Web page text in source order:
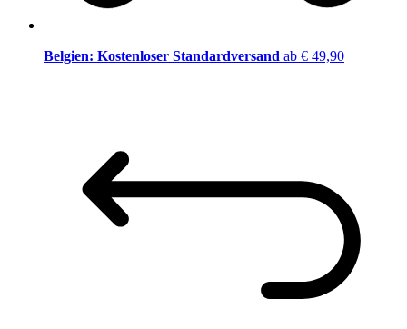
Belgien: Kostenloser Standardversand ab € 49,90